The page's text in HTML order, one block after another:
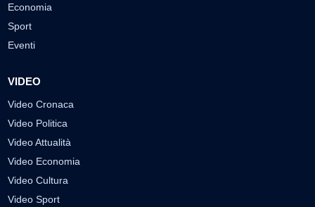
Economia
Sport
Eventi
VIDEO
Video Cronaca
Video Politica
Video Attualità
Video Economia
Video Cultura
Video Sport